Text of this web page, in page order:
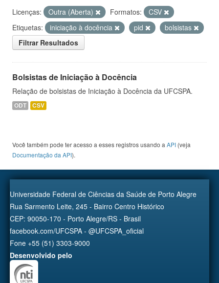
Licenças: Outra (Aberta) Formatos:
CSV
Etiquetas:
iniciação à docência pid
bolsistas
Filtrar Resultados
Bolsistas de Iniciação à Docência
Relação de bolsistas de Iniciação à Docência da UFCSPA.
ODT CSV
Você também pode ter acesso a esses registros usando a API (veja
Documentação da API).
Universidade Federal de Ciências da Saúde de Porto Alegre
Rua Sarmento Leite, 245 - Bairro Centro Histórico
CEP: 90050-170 - Porto Alegre/RS - Brasil
facebook.com/UFCSPA - @UFCSPA_oficial
Fone +55 (51) 3303-9000
Desenvolvido pelo